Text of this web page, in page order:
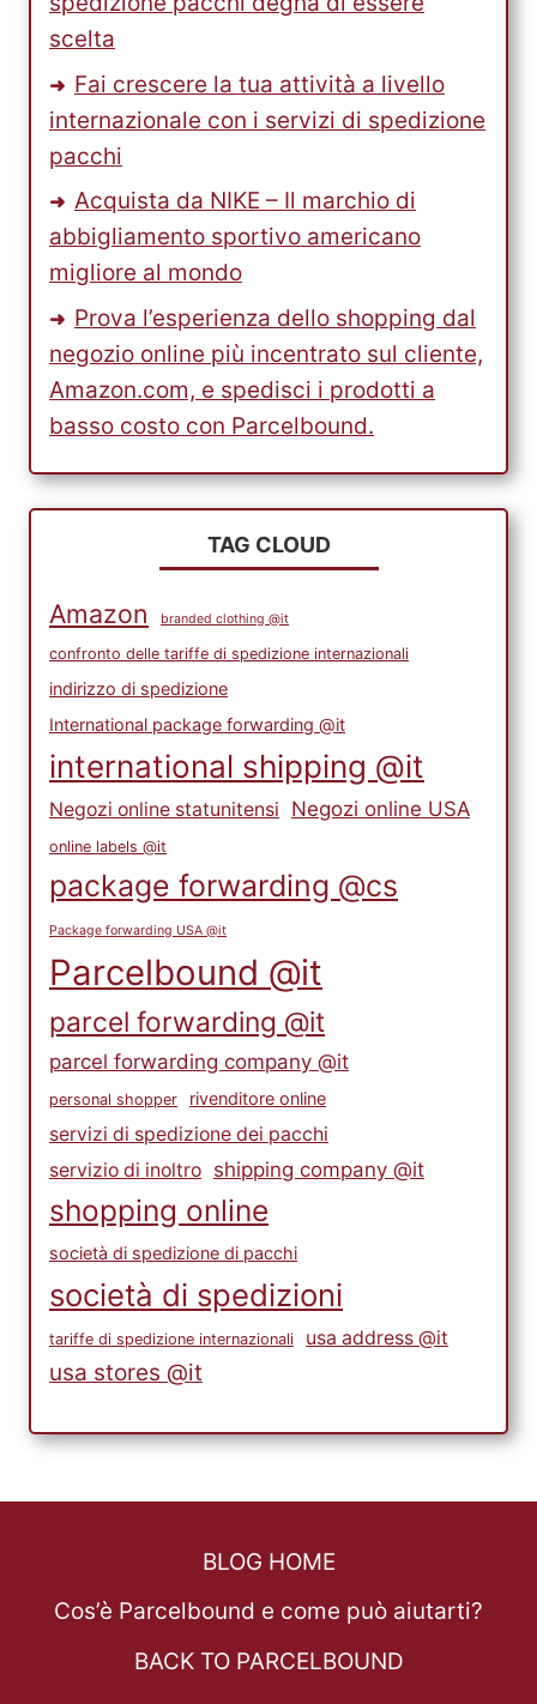
scelta
Fai crescere la tua attività a livello
internazionale con i servizi di spedizione
pacchi
Acquista da NIKE – Il marchio di
abbigliamento sportivo americano
migliore al mondo
Prova l’esperienza dello shopping dal
negozio online più incentrato sul cliente,
Amazon.com, e spedisci i prodotti a
basso costo con Parcelbound.
TAG CLOUD
Amazon branded clothing @it
confronto delle tariffe di spedizione internazionali
indirizzo di spedizione
International package forwarding @it
international shipping @it
Negozi online statunitensi Negozi online USA
online labels @it
package forwarding @cs
Package forwarding USA @it
Parcelbound @it
parcel forwarding @it
parcel forwarding company @it
personal shopper rivenditore online
servizi di spedizione dei pacchi
servizio di inoltro shipping company @it
shopping online
società di spedizione di pacchi
società di spedizioni
tariffe di spedizione internazionali usa address @it
usa stores @it
BLOG HOME
Cos’è Parcelbound e come può aiutarti?
BACK TO PARCELBOUND